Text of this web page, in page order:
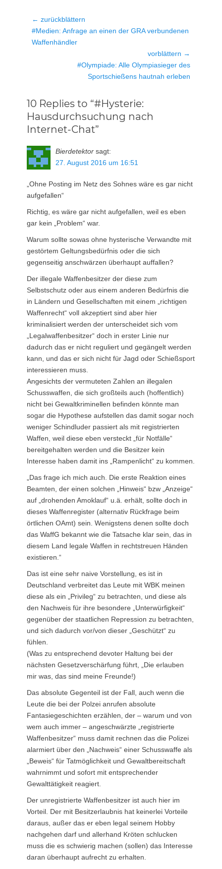
Beitragsnavigation
← zurückblättern
Vorheriger
Beitrag:
#Medien: Anfrage an einen der GRA verbundenen
Waffenhändler
vorblättern →
#Olympiade: Alle Olympiasieger des
Sportschießens hautnah erleben
10 Replies to “#Hysterie:
Hausdurchsuchung nach
Internet-Chat”
Bierdetektor sagt:
27. August 2016 um 16:51
„Ohne Posting im Netz des Sohnes wäre es gar nicht
aufgefallen“
Richtig, es wäre gar nicht aufgefallen, weil es eben
gar kein „Problem“ war.
Warum sollte sowas ohne hysterische Verwandte mit
gestörtem Geltungsbedürfnis oder die sich
gegenseitig anschwärzen überhaupt auffallen?
Der illegale Waffenbesitzer der diese zum
Selbstschutz oder aus einem anderen Bedürfnis die
in Ländern und Gesellschaften mit einem „richtigen
Waffenrecht“ voll akzeptiert sind aber hier
kriminalisiert werden der unterscheidet sich vom
„Legalwaffenbesitzer“ doch in erster Linie nur
dadurch das er nicht reguliert und gegängelt werden
kann, und das er sich nicht für Jagd oder Schießsport
interessieren muss.
Angesichts der vermuteten Zahlen an illegalen
Schusswaffen, die sich großteils auch (hoffentlich)
nicht bei Gewaltkriminellen befinden könnte man
sogar die Hypothese aufstellen das damit sogar noch
weniger Schindluder passiert als mit registrierten
Waffen, weil diese eben versteckt „für Notfälle“
bereitgehalten werden und die Besitzer kein
Interesse haben damit ins „Rampenlicht“ zu kommen.
„Das frage ich mich auch. Die erste Reaktion eines
Beamten, der einen solchen „Hinweis“ bzw „Anzeige“
auf „drohenden Amoklauf“ u.ä. erhält, sollte doch in
dieses Waffenregister (alternativ Rückfrage beim
örtlichen OAmt) sein. Wenigstens denen sollte doch
das WaffG bekannt wie die Tatsache klar sein, das in
diesem Land legale Waffen in rechtstreuen Händen
existieren.“
Das ist eine sehr naive Vorstellung, es ist in
Deutschland verbreitet das Leute mit WBK meinen
diese als ein „Privileg“ zu betrachten, und diese als
den Nachweis für ihre besondere „Unterwürfigkeit“
gegenüber der staatlichen Repression zu betrachten,
und sich dadurch vor/von dieser „Geschützt“ zu
fühlen.
(Was zu entsprechend devoter Haltung bei der
nächsten Gesetzverschärfung führt, „Die erlauben
mir was, das sind meine Freunde!)
Das absolute Gegenteil ist der Fall, auch wenn die
Leute die bei der Polzei anrufen absolute
Fantasiegeschichten erzählen, der – warum und von
wem auch immer – angeschwärzte „registrierte
Waffenbesitzer“ muss damit rechnen das die Polizei
alarmiert über den „Nachweis“ einer Schusswaffe als
„Beweis“ für Tatmöglichkeit und Gewaltbereitschaft
wahrnimmt und sofort mit entsprechender
Gewalttätigkeit reagiert.
Der unregistrierte Waffenbesitzer ist auch hier im
Vorteil. Der mit Besitzerlaubnis hat keinerlei Vorteile
daraus, außer das er eben legal seinem Hobby
nachgehen darf und allerhand Kröten schlucken
muss die es schwierig machen (sollen) das Interesse
daran überhaupt aufrecht zu erhalten.